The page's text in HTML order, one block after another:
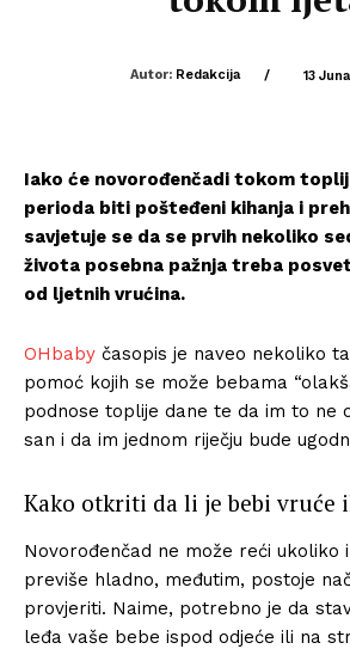
Autor: Redakcija / 13
Iako će novorođenčadi tokom
perioda biti pošteđeni kihanja i
savjetuje se da se prvih nekoliko
života posebna pažnja treba
od ljetnih vrućina.
OHbaby časopis je naveo nekoliko
pomoć kojih se može bebama
podnose toplije dane te da im to ne
san i da im jednom riječju bude
Kako otkriti da li je bebi vruće
Novorođenčad ne može reći ukoliko
previše hladno, međutim, postoje
provjeriti. Naime, potrebno je da
leđa vaše bebe ispod odjeće ili na